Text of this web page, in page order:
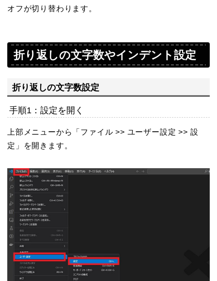
オフが切り替わります。
折り返しの文字数やインデント設定
折り返しの文字数設定
手順1：設定を開く
上部メニューから「ファイル >> ユーザー設定 >> 設
定」を開きます。